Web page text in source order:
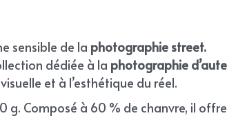
sensible de la photographie street.
dédiée à la photographie
et à l’esthétique du réel.
g. Composé à 60 % de chanvre, il